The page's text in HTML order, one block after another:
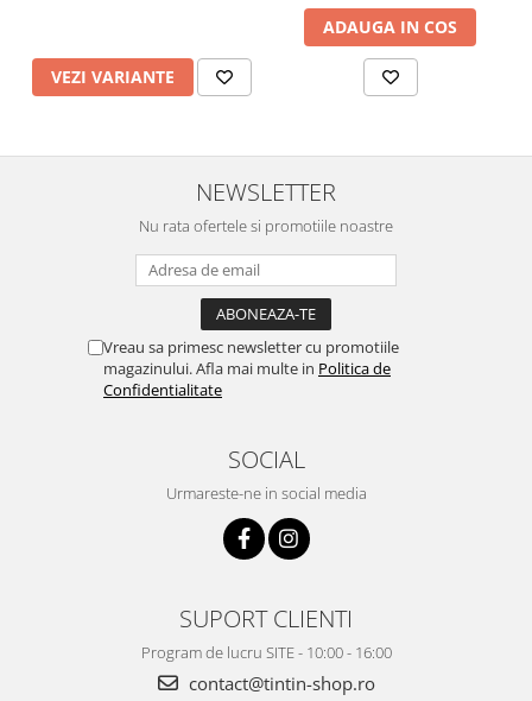
VEZI VARIANTE
ADAUGA IN COS
NEWSLETTER
Nu rata ofertele si promotiile noastre
Vreau sa primesc newsletter cu promotiile
magazinului. Afla mai multe in Politica de
Confidentialitate
SOCIAL
Urmareste-ne in social media
SUPORT CLIENTI
Program de lucru SITE - 10:00 - 16:00
contact@tintin-shop.ro